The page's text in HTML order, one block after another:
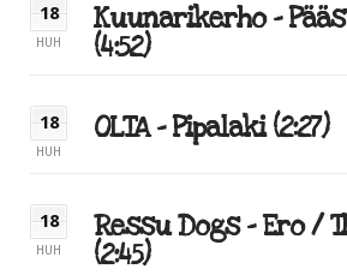
18
HUH
Kuunarikerho –
(4:52)
18
HUH
OLTA – Pipalaki (2:27)
18
HUH
Ressu Dogs – Ero /
(2:45)